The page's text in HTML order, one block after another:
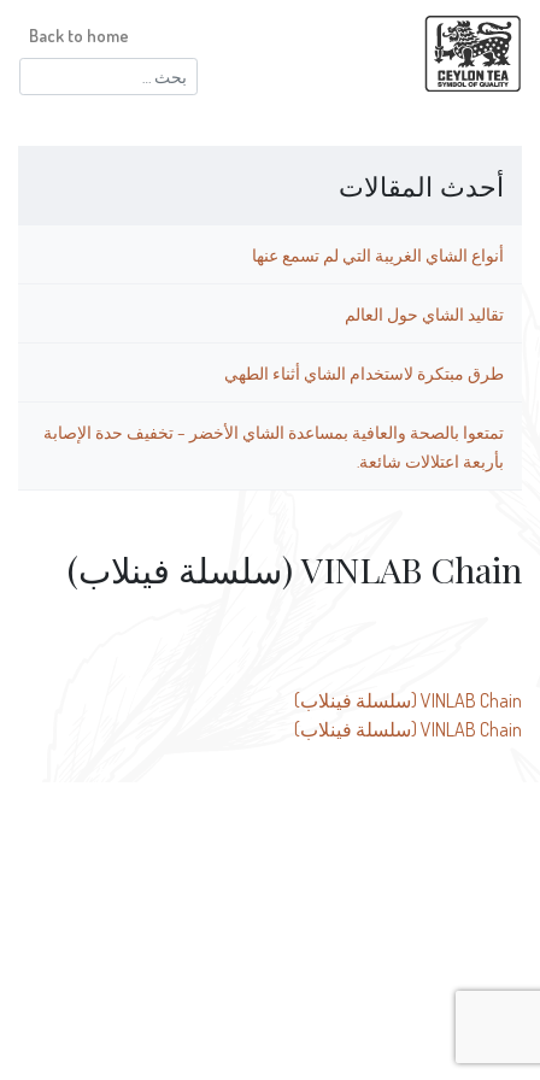
البحث
عن:
Back to home
أحدث المقالات
أنواع الشاي الغريبة التي لم تسمع عنها
تقاليد الشاي حول العالم
طرق مبتكرة لاستخدام الشاي أثناء الطهي
تمتعوا بالصحة والعافية بمساعدة الشاي الأخضر – تخفيف حدة الإصابة
بأربعة اعتلالات شائعة.
VINLAB Chain (سلسلة فينلاب)
تصفّح
المقالات
VINLAB Chain (سلسلة فينلاب)
VINLAB Chain (سلسلة فينلاب)